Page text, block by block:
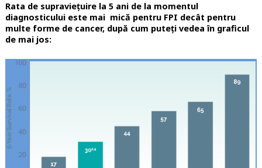
Rata de supraviețuire la 5 ani de la momentul
diagnosticului este mai mică pentru FPI decât pentru
multe forme de cancer, după cum puteți vedea în graficul
de mai jos: